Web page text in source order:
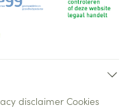
disclaimer Cookies